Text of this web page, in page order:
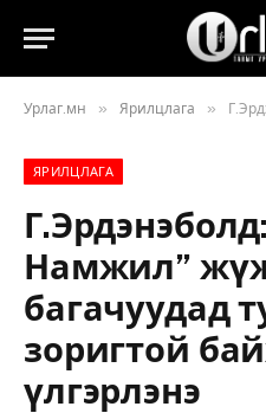
Урлаг.мн » Ярилцлага »
ЯРИЛЦЛАГА
Намжил”
багачуудад
зоригтой
үлгэрлэнэ